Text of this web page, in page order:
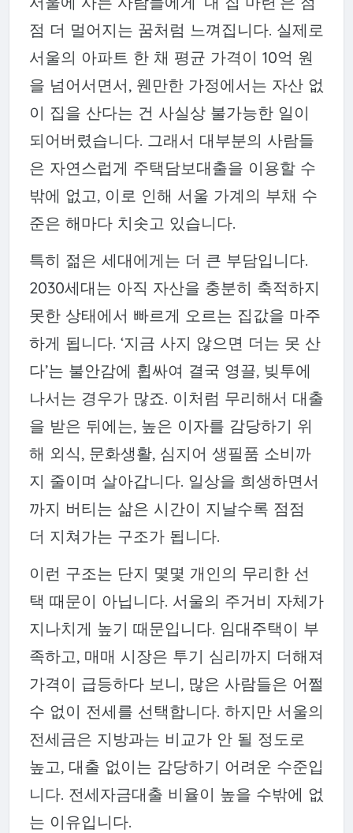
점 더 멀어지는 꿈처럼 느껴집니다. 실제로
서울의 아파트 한 채 평균 가격이 10억 원
을 넘어서면서, 웬만한 가정에서는 자산 없
이 집을 산다는 건 사실상 불가능한 일 이
되어버렸습니다. 그래서 대부분의 사람들
은 자연스럽게 주택담보대출을 이용할 수
밖에 없고, 이로 인해 서울 가계의 부채 수
준은 해마다 치솟고 있습니다.
특히 젊은 세대에게는 더 큰 부담입니다.
2030세대는 아직 자산을 충분히 축적하지
못한 상태에서 빠르게 오르는 집값을 마주
하게 됩니다. ‘지금 사지 않으면 더는 못 산
다’는 불안감에 휩싸여 결국 영끌, 빚투에
나서는 경우가 많죠. 이처럼 무리해서 대출
을 받은 뒤에는, 높은 이자를 감당하기 위
해 외식, 문화생활, 심지어 생필품 소비까
지 줄이며 살아갑니다. 일상을 희생하면서
까지 버티는 삶은 시간이 지날수록 점점
더 지쳐가는 구조가 됩니다.
이런 구조는 단지 몇몇 개인의 무리한 선
택 때문이 아닙니다. 서울의 주거비 자체가
지나치게 높기 때문입니다. 임대주택이 부
족하고, 매매 시장은 투기 심리까지 더해져
가격이 급등하다 보니, 많은 사람들은 어쩔
수 없이 전세를 선택합니다. 하지만 서울의
전세금은 지방과는 비교가 안 될 정도로
높고, 대출 없이는 감당하기 어려운 수준입
니다. 전세자금대출 비율이 높을 수밖에 없
는 이유입니다.